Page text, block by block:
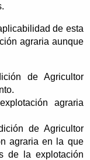
de esta
agraria aunque
de Agricultor
agraria
de Agricultor
agraria en la que
de la explotación